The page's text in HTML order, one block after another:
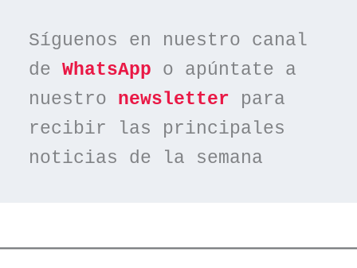
Síguenos en nuestro canal
de WhatsApp o apúntate a
nuestro newsletter para
recibir las principales
noticias de la semana